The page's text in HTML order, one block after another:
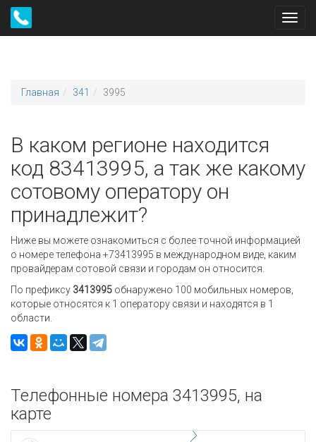
Главная 341 3995
В каком регионе находится
код 83413995, а так же какому
сотовому оператору он
принадлежит?
Ниже вы можете ознакомиться с более точной информацией
о номере телефона +73413995 в международном виде, каким
провайдерам сотовой связи и городам он относится.
По префиксу 3413995 обнаружено 100 мобильных номеров,
которые относятся к 1 оператору связи и находятся в 1
области.
Телефонные номера 3413995, на
карте